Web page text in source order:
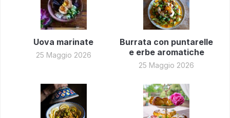
Uova marinate
25 Maggio 2026
Burrata con puntarelle
e erbe aromatiche
25 Maggio 2026